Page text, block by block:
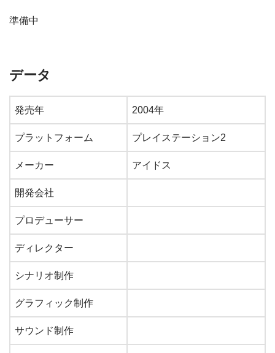
準備中
データ
発売年 2004年
プラットフォーム プレイステーション2
メーカー アイドス
開発会社
プロデューサー
ディレクター
シナリオ制作
グラフィック制作
サウンド制作